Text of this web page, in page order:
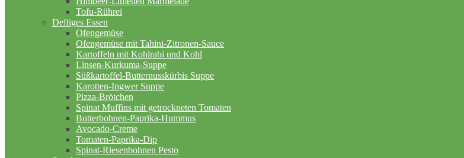
Tofu-Rührei
Deftiges Essen
Ofengemüse
Ofengemüse mit Tahini-Zitronen-Sauce
Kartoffeln mit Kohlrabi und Kohl
Linsen-Kurkuma-Suppe
Süßkartoffel-Butternusskürbis Suppe
Karotten-Ingwer Suppe
Pizza-Brötchen
Spinat Muffins mit getrockneten Tomaten
Butterbohnen-Paprika-Hummus
Avocado-Creme
Tomaten-Paprika-Dip
Spinat-Riesenbohnen Pesto